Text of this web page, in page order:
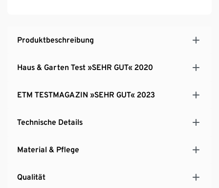
Produktbeschreibung
Haus & Garten Test »SEHR GUT« 2020
ETM TESTMAGAZIN »SEHR GUT« 2023
Technische Details
Material & Pflege
Qualität